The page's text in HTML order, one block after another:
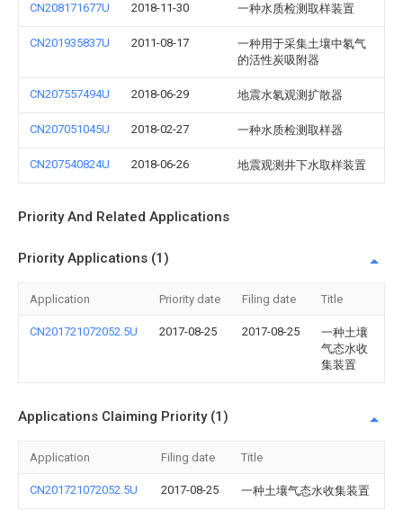
CN208171677U 2018-11-30 一种水质检测取样装置
CN201935837U 2011-08-17
一种用于采集土壤中氡气
的活性炭吸附器
CN207557494U 2018-06-29 地震水氡观测扩散器
CN207051045U 2018-02-27 一种水质检测取样器
CN207540824U 2018-06-26 地震观测井下水取样装置
Priority And Related Applications
Priority Applications (1)
Application Priority date Filing date Title
CN201721072052.5U 2017-08-25 2017-08-25
一种土壤
气态水收
集装置
Applications Claiming Priority (1)
Application Filing date Title
CN201721072052.5U 2017-08-25 一种土壤气态水收集装置